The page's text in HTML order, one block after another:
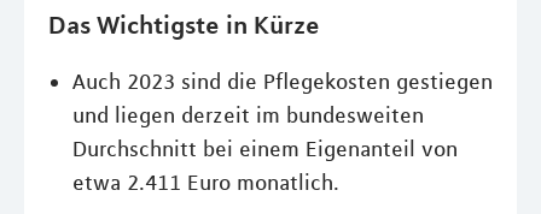
Das Wichtigste in Kürze
Auch 2023 sind die Pflegekosten gestiegen
und liegen derzeit im bundesweiten
Durchschnitt bei einem Eigenanteil von
etwa 2.411 Euro monatlich.